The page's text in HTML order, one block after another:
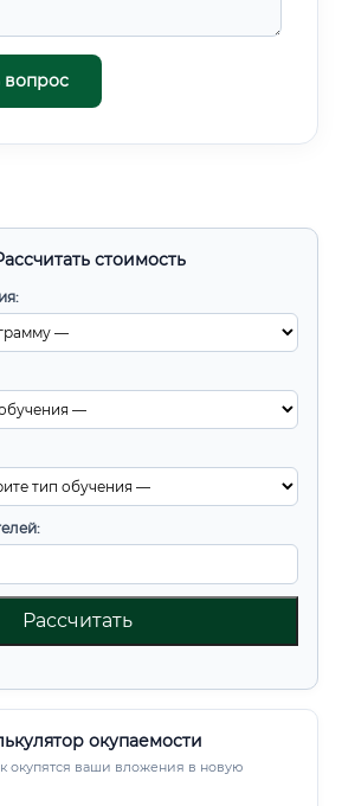
стоимость
Рассчитать
окупаемости
окупятся ваши вложения в новую
вопрос